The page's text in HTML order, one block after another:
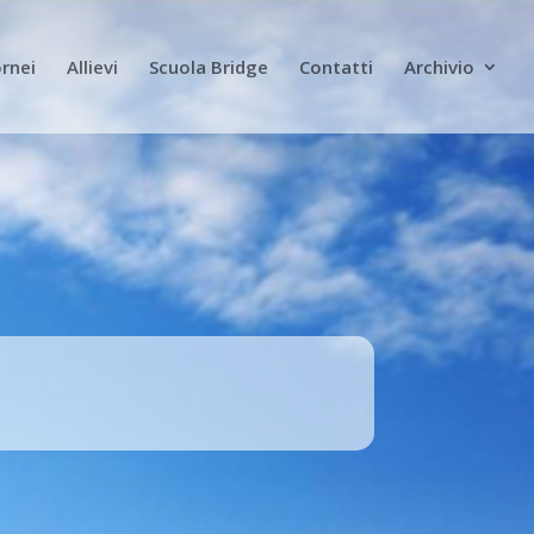
Allievi Scuola Bridge Contatti Archivio